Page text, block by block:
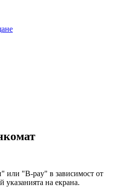
или "B-pay" в зависимост от
указанията на екрана.